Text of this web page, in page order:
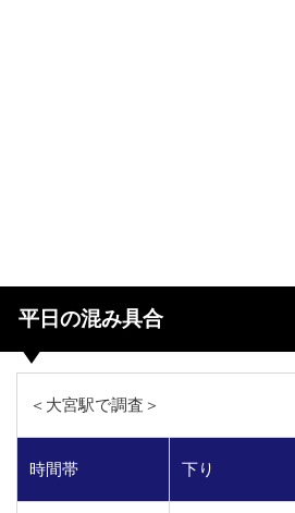
平日の混み具合
＜大宮駅で調査＞
時間帯 下り